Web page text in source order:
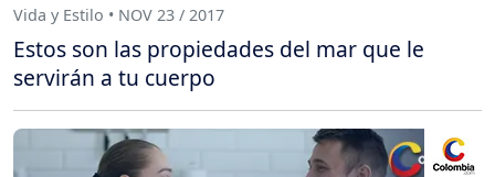
Vida y Estilo • NOV 23 / 2017
Estos son las propiedades del mar que le
servirán a tu cuerpo